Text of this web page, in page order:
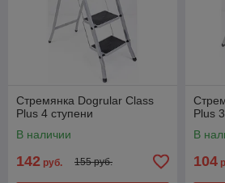
Стремянка Dogrular Class
Plus 4 ступени
В наличии
142 руб. 155 руб.
Plus
В
104